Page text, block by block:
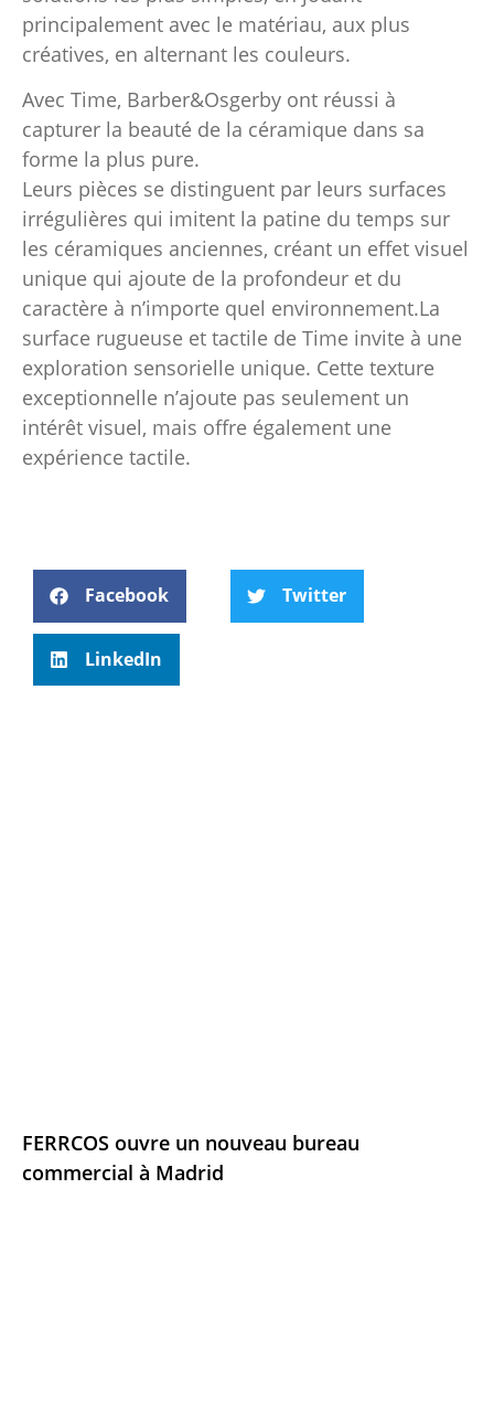
principalement avec le matériau, aux plus
créatives, en alternant les couleurs.
Avec Time, Barber&Osgerby ont réussi à
capturer la beauté de la céramique dans sa
forme la plus pure.
Leurs pièces se distinguent par leurs surfaces
irrégulières qui imitent la patine du temps sur
les céramiques anciennes, créant un effet visuel
unique qui ajoute de la profondeur et du
caractère à n’importe quel environnement.La
surface rugueuse et tactile de Time invite à une
exploration sensorielle unique. Cette texture
exceptionnelle n’ajoute pas seulement un
intérêt visuel, mais offre également une
expérience tactile.
Facebook Twitter
LinkedIn
FERRCOS ouvre un nouveau bureau
commercial à Madrid